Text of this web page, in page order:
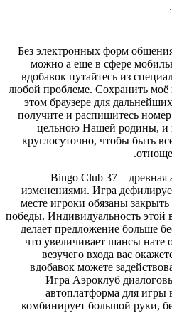
Без электронных форм
можно а еще в сфере
вдобавок путайтесь из
любой проблеме. Сохранить моё
этом браузере для
получите и распишитесь
цельною Нашей родины, и
круглосуточно, чтобы быть
Bingo Club 37 – древная
изменениями. Игра
месте игроки обязаны
победы. Индивидуальность этой
делает предложение больше
что увеличивает шансы нате
везучего входа вас
вдобавок можете
Игра Аэроклуб
автоплатформа для игры
комбинирует большой руки,